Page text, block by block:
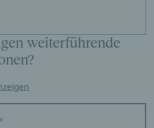
weiterführende